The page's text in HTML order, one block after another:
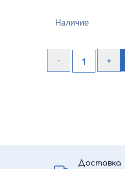
Наличие
Доставка